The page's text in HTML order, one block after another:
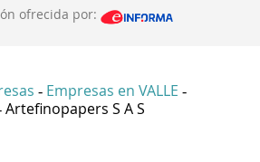
ofrecida por:
- Empresas en VALLE -
Artefinopapers S A S